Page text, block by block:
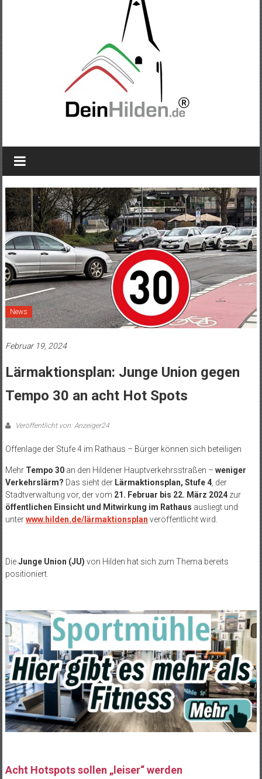
News
Februar 19, 2024
Lärmaktionsplan: Junge Union gegen
Tempo 30 an acht Hot Spots
Veröffentlicht von: Anzeiger24
Offenlage der Stufe 4 im Rathaus – Bürger können sich beteiligen
Mehr Tempo 30an den Hildener Hauptverkehrsstraßen – weniger
Verkehrslärm? Das sieht der Lärmaktionsplan, Stufe 4, der
Stadtverwaltung vor, der vom 21. Februar bis 22. März 2024zur
öffentlichen Einsicht und Mitwirkung im Rathaus ausliegt und
unterwww.hilden.de/lärmaktionsplan veröffentlicht wird.
DieJunge Union (JU) von Hilden hat sich zum Thema bereits
positioniert.
Acht Hotspots sollen „leiser“ werden